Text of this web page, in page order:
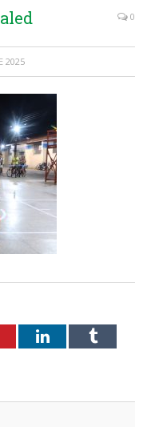
0
2025
LinkedInTumblr